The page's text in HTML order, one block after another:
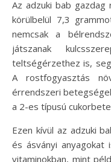
Az adzuki bab
körülbelül 7,3
nemcsak a
játszanak
teltségérzethez is,
A rostfogyasztás
érrendszeri
a 2-es típusú
Ezen kívül az adzuki
és ásványi anyagokat
vitaminokban, mint